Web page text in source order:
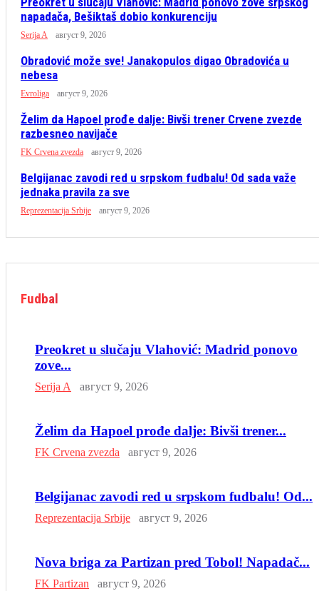
napadača, Bešiktaš dobio konkurenciju
Serija A август 9, 2026
Obradović može sve! Janakopulos digao Obradovića u
nebesa
Evroliga август 9, 2026
Želim da Hapoel prođe dalje: Bivši trener Crvene zvezde
razbesneo navijače
FK Crvena zvezda август 9, 2026
Belgijanac zavodi red u srpskom fudbalu! Od sada važe
jednaka pravila za sve
Reprezentacija Srbije август 9, 2026
Fudbal
Preokret u slučaju Vlahović: Madrid ponovo
zove...
Serija A август 9, 2026
Želim da Hapoel prođe dalje: Bivši trener...
FK Crvena zvezda август 9, 2026
Belgijanac zavodi red u srpskom fudbalu! Od...
Reprezentacija Srbije август 9, 2026
Nova briga za Partizan pred Tobol! Napadač...
FK Partizan август 9, 2026